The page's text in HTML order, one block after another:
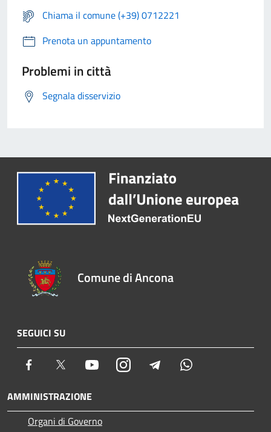
Chiama il comune (+39) 0712221
Prenota un appuntamento
Problemi in città
Segnala disservizio
Comune di Ancona
SEGUICI SU
Facebook Twitter YoutubeInstagram Telegram
AMMINISTRAZIONE
Organi di Governo